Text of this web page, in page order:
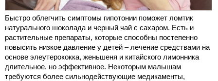
Быстро облегчить симптомы гипотонии поможет ломтик
натурального шоколада и черный чай с сахаром. Есть и
растительные препараты, которые способны постепенно
повысить низкое давление у детей – лечение средствами на
основе элеутерококка, женьшеня и китайского лимонника
длительное, но эффективное. Некоторым малышам
требуются более сильнодействующие медикаменты,